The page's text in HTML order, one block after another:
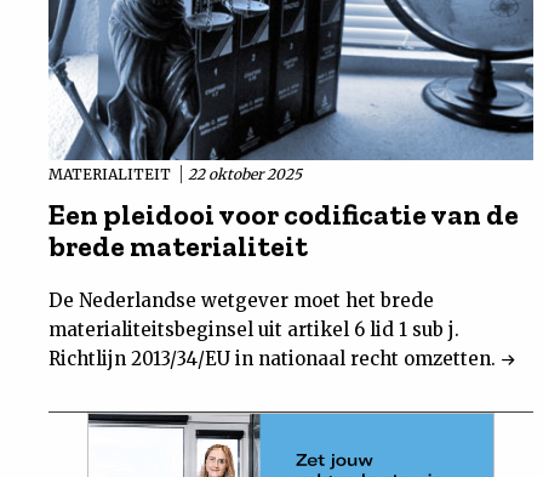
MATERIALITEIT 22 oktober 2025
Een pleidooi voor codificatie van de
brede materialiteit
De Nederlandse wetgever moet het brede
materialiteitsbeginsel uit artikel 6 lid 1 sub j.
Richtlijn 2013/34/EU in nationaal recht omzetten.